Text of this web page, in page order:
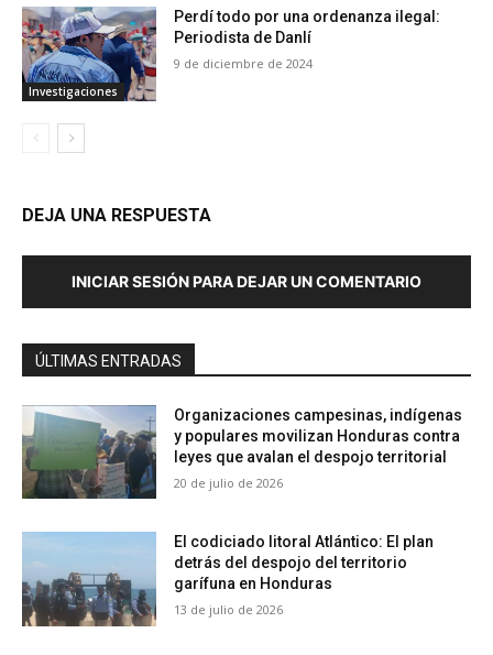
Investigaciones
Perdí todo por una ordenanza ilegal:
Periodista de Danlí
9 de diciembre de 2024
DEJA UNA RESPUESTA
INICIAR SESIÓN PARA DEJAR UN COMENTARIO
ÚLTIMAS ENTRADAS
Organizaciones campesinas, indígenas
y populares movilizan Honduras contra
leyes que avalan el despojo territorial
20 de julio de 2026
El codiciado litoral Atlántico: El plan
detrás del despojo del territorio
garífuna en Honduras
13 de julio de 2026